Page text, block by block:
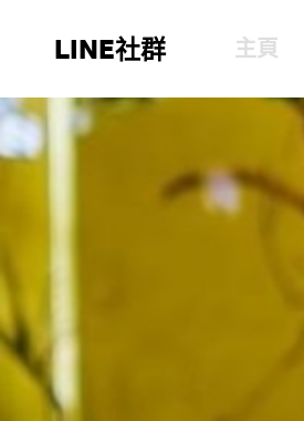
LINE社群 主頁